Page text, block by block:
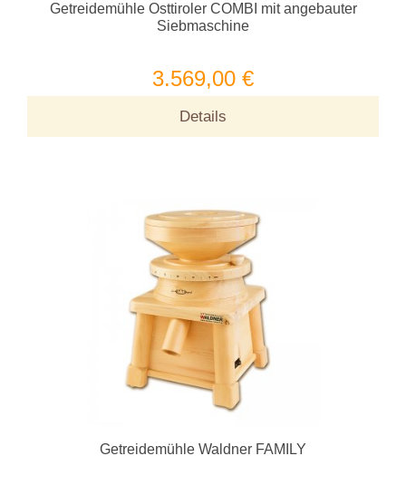
Getreidemühle Osttiroler COMBI mit angebauter
Siebmaschine
3.569,00 €
Details
Getreidemühle Waldner FAMILY